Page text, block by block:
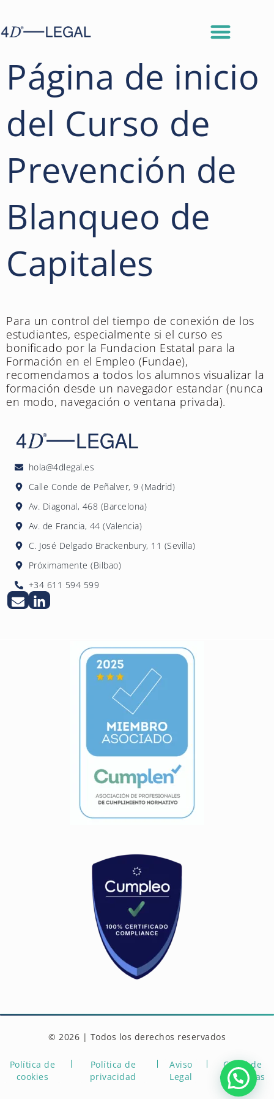
Página de inicio
del Curso de
Prevención de
Blanqueo de
Capitales
Para un control del tiempo de conexión de los
estudiantes, especialmente si el curso es
bonificado por la Fundacion Estatal para la
Formación en el Empleo (Fundae),
recomendamos a todos los alumnos visualizar la
formación desde un navegador estandar (nunca
en modo, navegación o ventana privada).
hola@4dlegal.es
Calle Conde de Peñalver, 9 (Madrid)
Av. Diagonal, 468 (Barcelona)
Av. de Francia, 44 (Valencia)
C. José Delgado Brackenbury, 11 (Sevilla)
Próximamente (Bilbao)
+34 611 594 599
© 2026 | Todos los derechos reservados
Política de
cookies
Política de
privacidad
Aviso
Legal
Canal de
denuncias